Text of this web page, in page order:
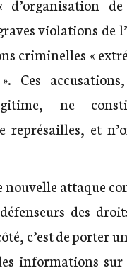
d’organisation
violations de
criminelles «
Ces
ne
représailles, et
nouvelle attaque
des
c’est de porter
informations sur